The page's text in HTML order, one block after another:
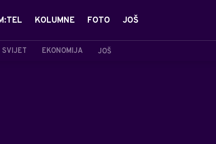
SVIJET EKONOMIJA JOŠ
KOLUMNE FOTO JOŠ